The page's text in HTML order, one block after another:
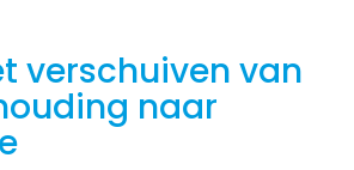
verschuiven van
naar